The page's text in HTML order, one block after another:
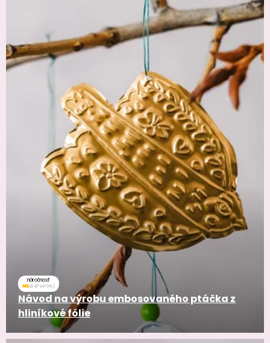
náročnosť
Návod na výrobu embosovaného ptáčka z
hliníkové fólie